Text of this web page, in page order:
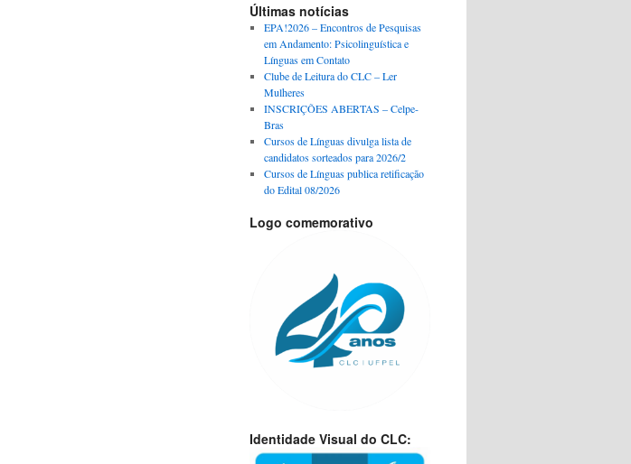
Últimas notícias
EPA!2026 – Encontros de Pesquisas
em Andamento: Psicolinguística e
Línguas em Contato
Clube de Leitura do CLC – Ler
Mulheres
INSCRIÇÕES ABERTAS – Celpe-
Bras
Cursos de Línguas divulga lista de
candidatos sorteados para 2026/2
Cursos de Línguas publica retificação
do Edital 08/2026
Logo comemorativo
Identidade Visual do CLC: